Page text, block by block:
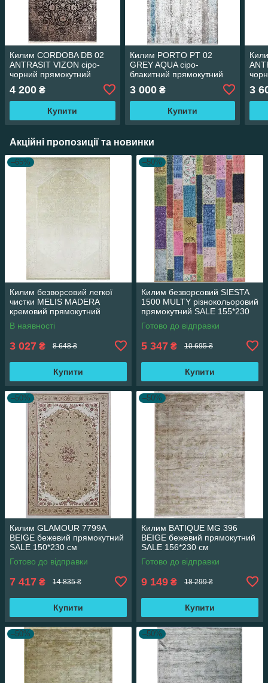
Килим CORDOBA DB 02
ANTRASIT VIZON сіро-
чорний прямокутний
4 200 ₴
Купити
Килим PORTO PT 02
GREY AQUA сіро-
блакитний прямокутний
3 000₴
Купити
3
Акційні пропозиції та новинки
–65%
Килим безворсовий легкої
чистки MELIS MADERA
кремовий прямокутний
160*230 см
В наявності
3 027 ₴ 8 648 ₴
Купити
–50%
Килим безворсовий SIESTA
1500 MULTY різнокольоровий
прямокутний SALE 155*230
см
Готово до відправки
5 347 ₴ 10 695 ₴
Купити
–50%
Килим GLAMOUR 7799A
BEIGE бежевий прямокутний
SALE 150*230 см
Готово до відправки
7 417 ₴ 14 835 ₴
Купити
–50%
Килим BATIQUE MG 396
BEIGE бежевий прямокутний
SALE 156*230 см
Готово до відправки
9 149 ₴ 18 299 ₴
Купити
–50% –50%